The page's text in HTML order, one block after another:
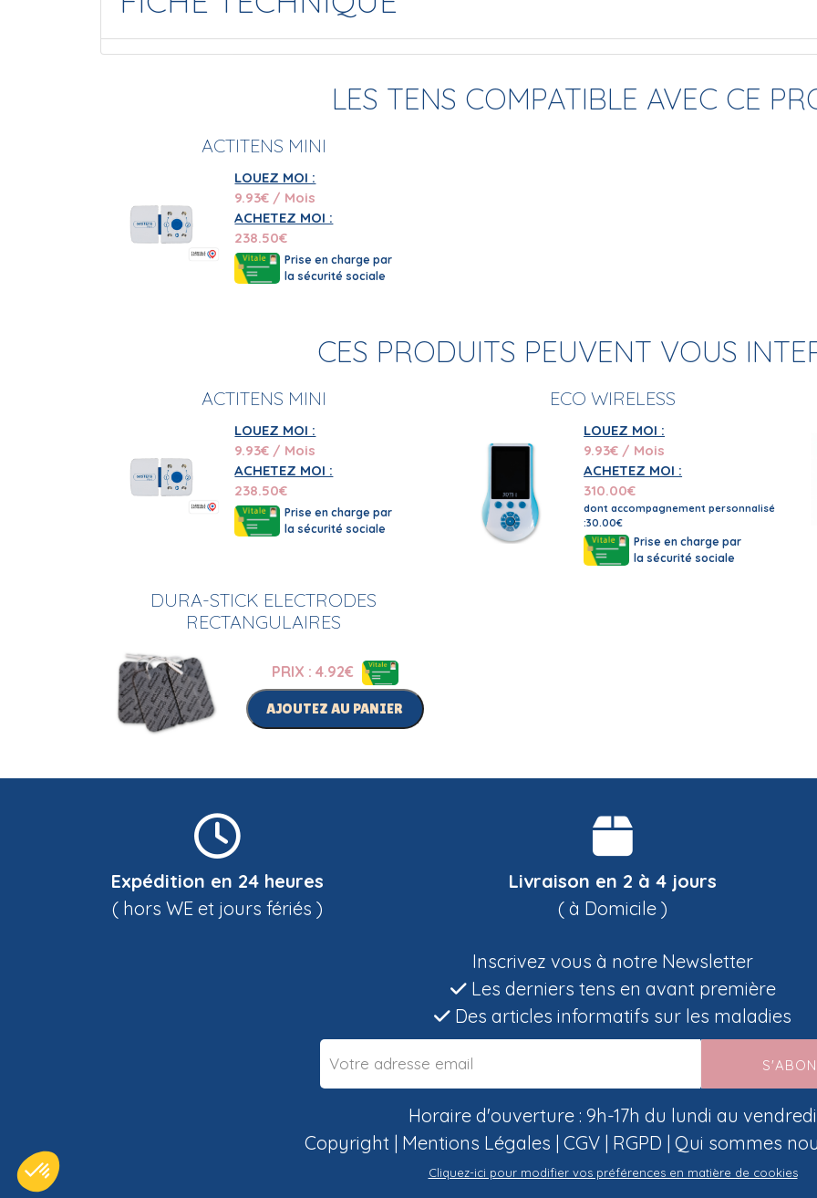
LES TENS COMPATIBLE AVEC CE
ACTITENS MINI
LOUEZ MOI :
9.93€ / Mois
ACHETEZ MOI :
238.50€
Prise en charge par
la sécurité sociale
CES PRODUITS PEUVENT VOUS
ACTITENS MINI
LOUEZ MOI :
9.93€ / Mois
ACHETEZ MOI :
238.50€
Prise en charge par
la sécurité sociale
ECO WIRELESS
LOUEZ MOI :
9.93€ / Mois
ACHETEZ MOI :
310.00€
dont accompagnement personnalisé
:30.00€
Prise en charge par
la sécurité sociale
DURA-STICK ELECTRODES
RECTANGULAIRES
PRIX : 4.92€
AJOUTEZ AU PANIER
Expédition en 24 heures
( hors WE et jours fériés )
Livraison en 2 à 4 jours
( à Domicile )
Inscrivez vous à notre Newsletter
Les derniers tens en avant première
Des articles informatifs sur les maladies
Horaire d'ouverture : 9h-17h du lundi au vendredi
Copyright | Mentions Légales CGV| RGPD Qui sommes
Cliquez-ici pour modifier vos préférences en matière de cookies